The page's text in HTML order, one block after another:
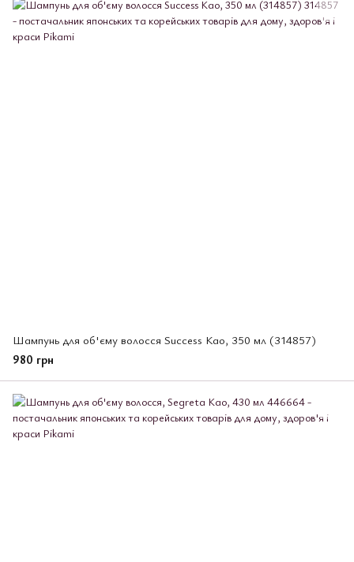
Шампунь для об'єму волосся Success Као, 350 мл (314857)
980 грн